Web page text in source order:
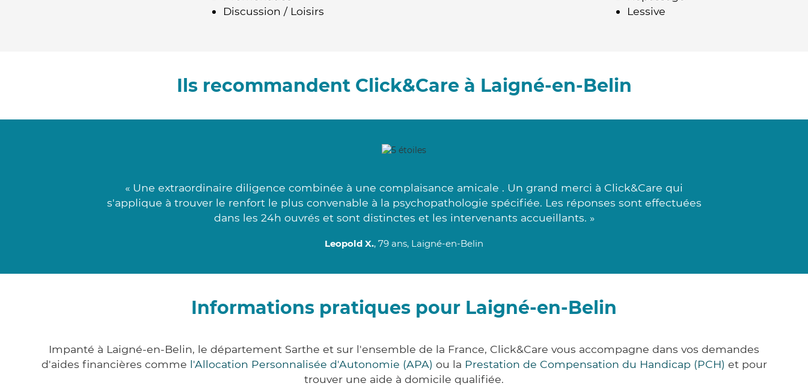
Discussion / Loisirs
Lessive
Ils recommandent Click&Care à Laigné-en-Belin
« Une extraordinaire diligence combinée à une complaisance amicale . Un grand merci à Click&Care qui
s'applique à trouver le renfort le plus convenable à la psychopathologie spécifiée. Les réponses sont effectuées
dans les 24h ouvrés et sont distinctes et les intervenants accueillants. »
Leopold X., 79 ans, Laigné-en-Belin
Informations pratiques pour Laigné-en-Belin
Impanté à Laigné-en-Belin, le département Sarthe et sur l'ensemble de la France, Click&Care vous accompagne dans vos demandes
d'aides financières comme l'Allocation Personnalisée d'Autonomie (APA) ou la Prestation de Compensation du Handicap (PCH) et pour
trouver une aide à domicile qualifiée.